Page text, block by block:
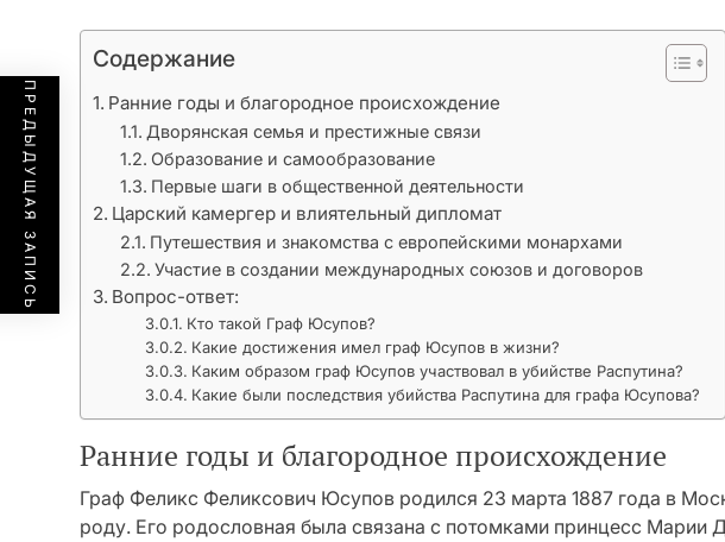
Содержание
Ранние годы и благородное происхождение
Дворянская семья и престижные связи
Образование и самообразование
Первые шаги в общественной деятельности
Царский камергер и влиятельный дипломат
Путешествия и знакомства с европейскими монархами
Участие в создании международных союзов и договоров
Вопрос-ответ:
Кто такой Граф Юсупов?
Какие достижения имел граф Юсупов в жизни?
Каким образом граф Юсупов участвовал в убийстве Распутина?
Какие были последствия убийства Распутина для графа Юсупова?
Ранние годы и благородное происхождение
Граф Феликс Феликсович Юсупов родился 23 марта 1887 года в
роду. Его родословная была связана с потомками принцесс
ПРЕДЫДУЩАЯ ЗАПИСЬ